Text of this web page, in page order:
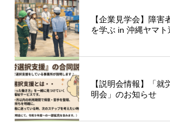
【企業見学会】障害
を学ぶ in 沖縄ヤマト
【説明会情報】「就
明会」のお知らせ